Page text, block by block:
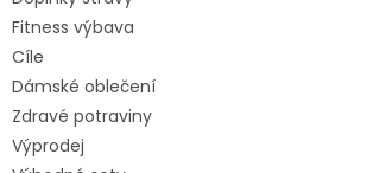
Fitness výbava
Cíle
Dámské oblečení
Zdravé potraviny
Výprodej